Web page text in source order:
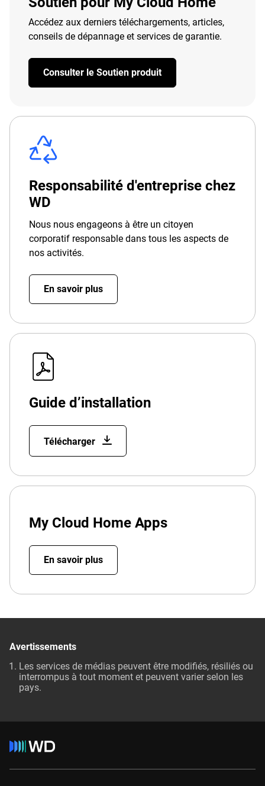
Accédez aux derniers téléchargements, articles,
conseils de dépannage et services de garantie.
Consulter le Soutien produit
Responsabilité d'entreprise chez
WD
Nous nous engageons à être un citoyen
corporatif responsable dans tous les aspects de
nos activités.
En savoir plus
Guide d’installation
Télécharger
My Cloud Home Apps
En savoir plus
Avertissements
Les services de médias peuvent être modifiés, résiliés ou
interrompus à tout moment et peuvent varier selon les
pays.